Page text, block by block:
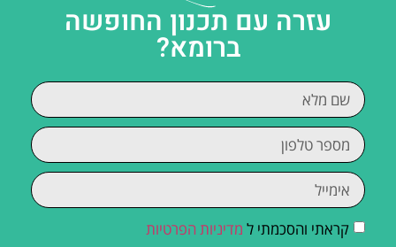
עזרה עם תכנון החופשה
ברומא?
קראתי והסכמתי ל מדיניות הפרטיות